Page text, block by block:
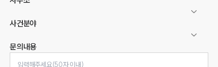
사건분야
문의내용